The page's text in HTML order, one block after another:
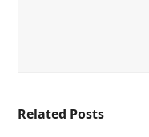
Related Posts